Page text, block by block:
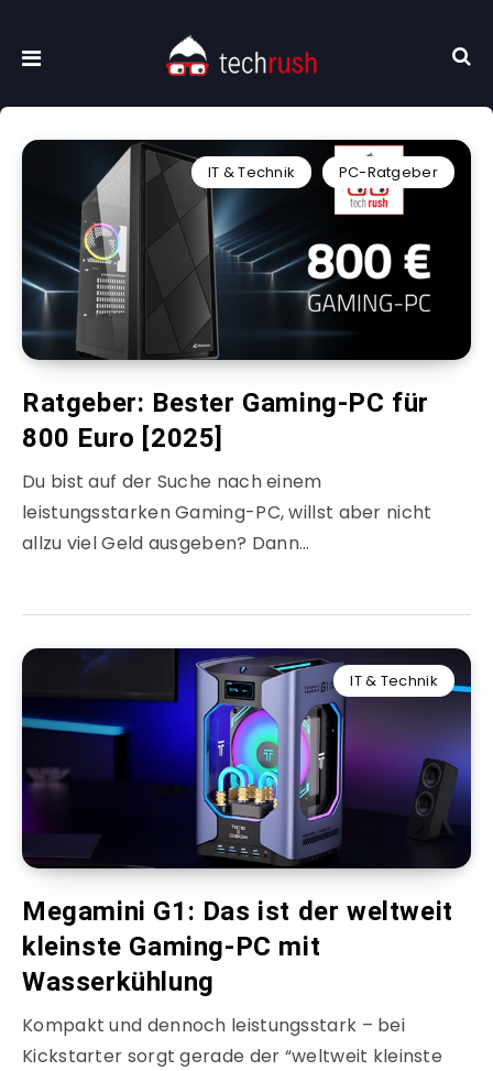
IT & Technik PC-Ratgeber
Ratgeber: Bester Gaming-PC für
800 Euro [2025]
Du bist auf der Suche nach einem
leistungsstarken Gaming-PC, willst aber nicht
allzu viel Geld ausgeben? Dann…
IT & Technik
Megamini G1: Das ist der weltweit
kleinste Gaming-PC mit
Wasserkühlung
Kompakt und dennoch leistungsstark – bei
Kickstarter sorgt gerade der “weltweit kleinste